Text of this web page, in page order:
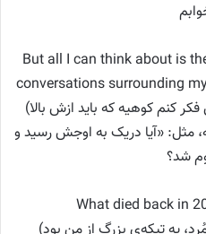
But all I can think about is
conversations surrounding
(ولی تنها چیزی که می‌تونم بهش فکر کنم کوهیه که باید ازش بالا
مثل: «آیا دریک به اوجش رسید و
What died back in